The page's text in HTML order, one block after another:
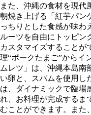
また、沖縄の食材を現代
朝焼き上げる「紅芋パン
っちりとした食感が味わ
ルーツを自由にトッピン
カスタマイズすることが
理“ポークたまご”からイ
ムレツ」は、沖縄本島南
い卵と、スパムを使用し
は、ダイナミックで臨場
れ、お料理が完成するま
むことができます。また